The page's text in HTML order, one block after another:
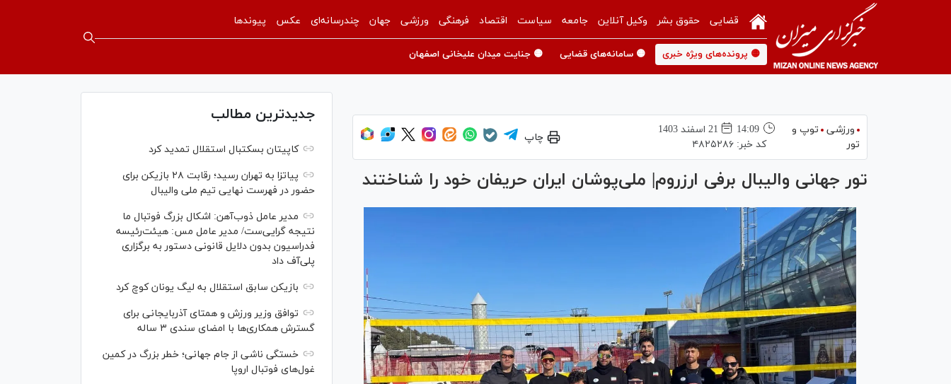
قضایی حقوق بشر وکیل آنلاین جامعه سیاست اقتصاد فرهنگی ورزشی جهان چندرسانه‌ای عکس پیوندها
🟡 پرونده‌های ویژه خبری 🟡 سامانه‌های قضایی 🟡 جنایت میدان علیخانی اصفهان
ورزشی
توپ و
تور
14:09
21 اسفند 1403
کد خبر:۴۸۲۵۲۸۶
چاپ
تور جهانی والیبال برفی ارزروم| ملی‌پوشان ایران حریفان خود را شناختند
جدیدترین مطالب
کاپیتان بسکتبال استقلال تمدید کرد
پیاتزا به تهران رسید؛ رقابت ۲۸ بازیکن برای
حضور در فهرست نهایی تیم ملی والیبال
مدیر عامل ذوب‌آهن: اشکال بزرگ فوتبال ما
نتیجه گرایی‌ست/ مدیر عامل مس: هیئت‌رئیسه
فدراسیون بدون دلایل قانونی دستور به برگزاری
پلی‌آف داد
بازیکن سابق استقلال به لیگ یونان کوچ کرد
توافق وزیر ورزش و همتای آذربایجانی برای
گسترش همکاری‌ها با امضای سندی ۳ ساله
خستگی ناشی از جام جهانی؛ خطر بزرگ در کمین
غول‌های فوتبال اروپا